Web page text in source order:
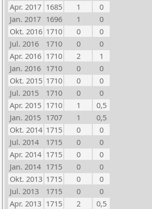
Apr. 2017 1685 1
0
Jan. 2017 1696 1
0
Okt. 2016 1710 0
0
Jul. 2016
1710 0
0
Apr. 2016 1710 2
1
Jan. 2016 1710 0
0
Okt. 2015 1710 0
0
Jul. 2015
1710 0
0
Apr. 2015 1710 1
0,5
Jan. 2015 1707 1
0,5
Okt. 2014 1715 0
0
Jul. 2014
1715 0
0
Apr. 2014 1715 0
0
Jan. 2014 1715 0
0
Okt. 2013 1715 0
0
Jul. 2013
1715 0
0
Apr. 2013 1715 2
0,5